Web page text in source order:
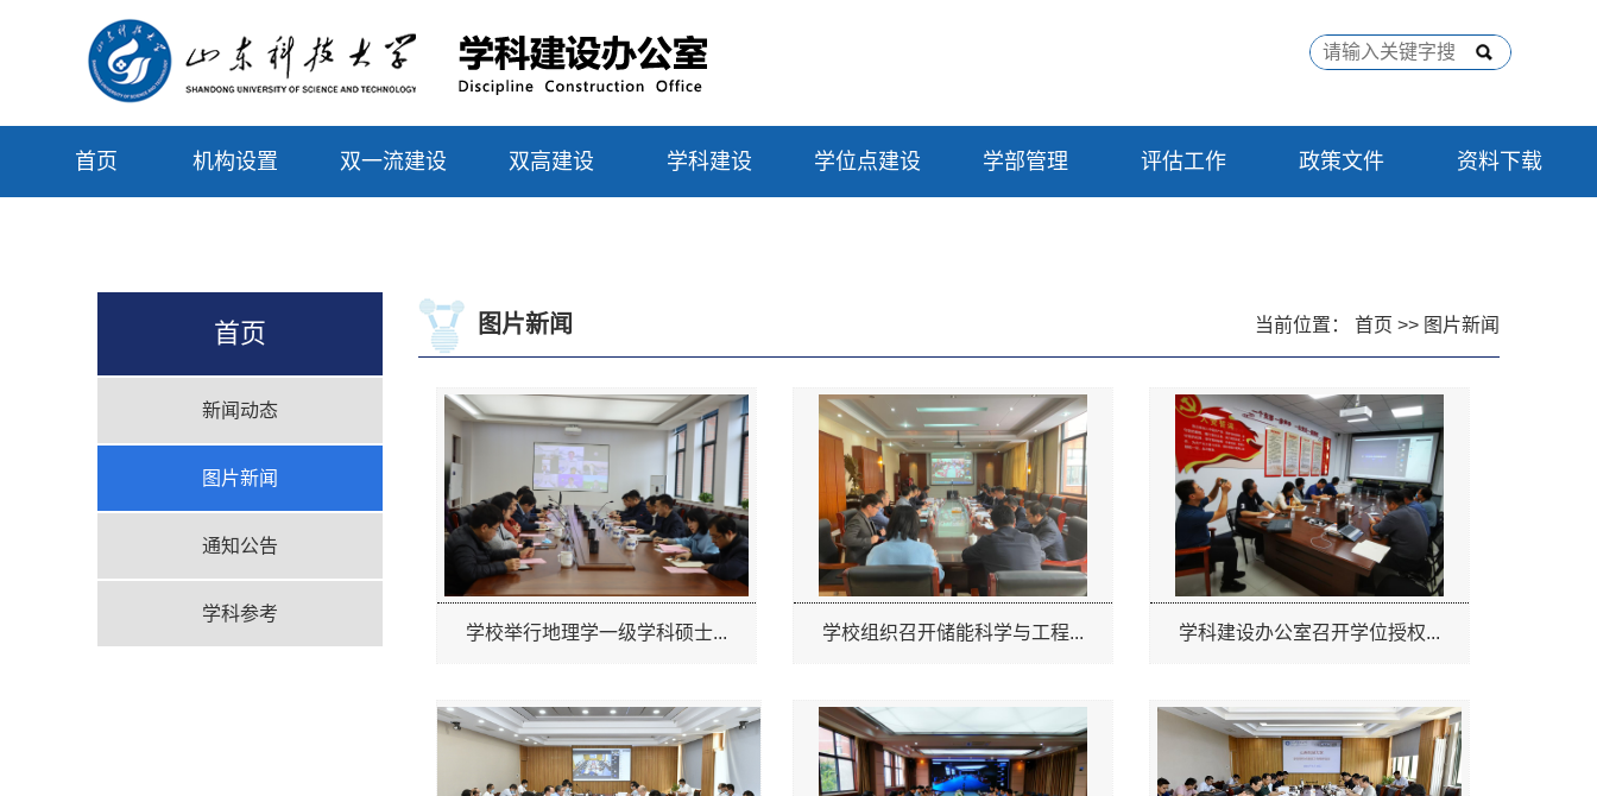
首页 机构设置 双一流建设 双高建设 学科建设 学位点建设 学部管理 评估工作 政策文件 资料下载
首页
新闻动态
图片新闻
通知公告
学科参考
图片新闻 当前位置： 首页 >> 图片新闻
学校举行地理学一级学科硕士... 学校组织召开储能科学与工程... 学科建设办公室召开学位授权...